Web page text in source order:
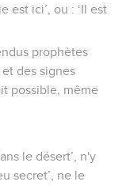
est ici’, ou : ‘Il est
prophètes
des signes
possible, même
le désert’, n'y
secret’, ne le